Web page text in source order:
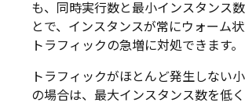
も、同時実行数と最小インスタンス
とで、インスタンスが常にウォーム状
トラフィックの急増に対処できます。
トラフィックがほとんど発生しない
の場合は、最大インスタンス数を低